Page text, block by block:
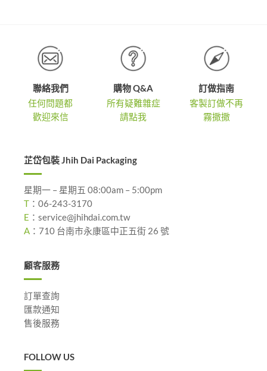
聯絡我們
任何問題都
歡迎來信
購物 Q&A
所有疑難雜症
請點我
訂做指南
客製訂做不再
霧撒撒
芷岱包裝 Jhih Dai Packaging
星期一 – 星期五 08:00am – 5:00pm
T ： 06-243-3170
E ： service@jhihdai.com.tw
A ： 710 台南市永康區中正五街 26 號
顧客服務
訂單查詢
匯款通知
售後服務
FOLLOW US